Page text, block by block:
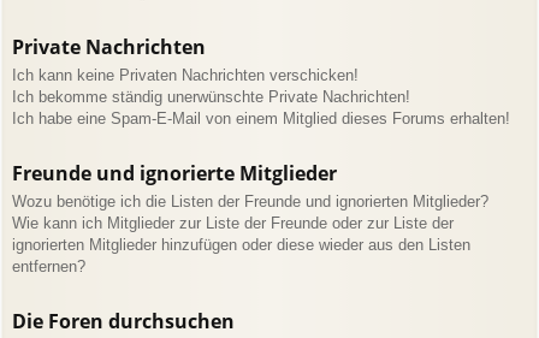
Private Nachrichten
Ich kann keine Privaten Nachrichten verschicken!
Ich bekomme ständig unerwünschte Private Nachrichten!
Ich habe eine Spam-E-Mail von einem Mitglied dieses Forums erhalten!
Freunde und ignorierte Mitglieder
Wozu benötige ich die Listen der Freunde und ignorierten Mitglieder?
Wie kann ich Mitglieder zur Liste der Freunde oder zur Liste der
ignorierten Mitglieder hinzufügen oder diese wieder aus den Listen
entfernen?
Die Foren durchsuchen